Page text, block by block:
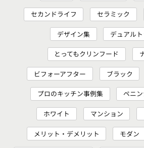
セカンドライフ セラミック
デザイン集 デュアル
とってもクリンフード
ビフォーアフター ブラック
プロのキッチン事例集 ペニ
ホワイト マンション
メリット・デメリット モダン